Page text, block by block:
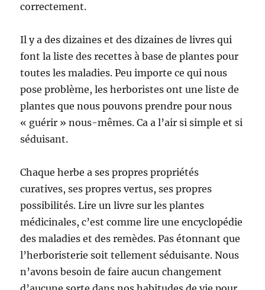
correctement.
Il y a des dizaines et des dizaines de livres qui
font la liste des recettes à base de plantes pour
toutes les maladies. Peu importe ce qui nous
pose problème, les herboristes ont une liste de
plantes que nous pouvons prendre pour nous
« guérir » nous-mêmes. Ca a l’air si simple et si
séduisant.
Chaque herbe a ses propres propriétés
curatives, ses propres vertus, ses propres
possibilités. Lire un livre sur les plantes
médicinales, c’est comme lire une encyclopédie
des maladies et des remèdes. Pas étonnant que
l’herboristerie soit tellement séduisante. Nous
n’avons besoin de faire aucun changement